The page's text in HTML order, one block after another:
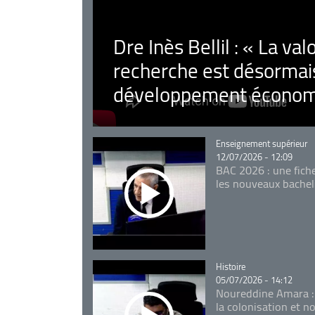
Dre Inès Bellil : « La
recherche est
développement
Catégorie
Enseignement supérieur
12/07/2026 - 12:09
BAC 2026 : une
les nouveaux
Catégorie
Histoire
05/07/2026 - 14:12
Noureddine Amara
la colonisation et